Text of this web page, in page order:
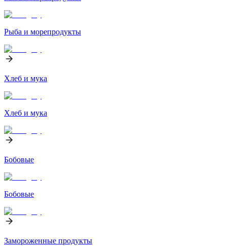
Рыба и морепродукты
Хлеб и мука
Хлеб и мука
Бобовые
Бобовые
Замороженные продукты